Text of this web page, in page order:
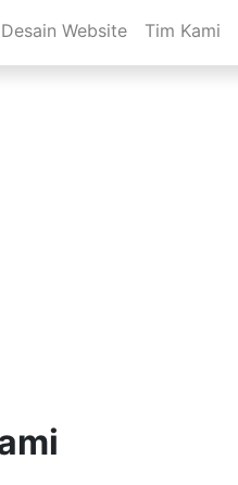
Website Tim Kami